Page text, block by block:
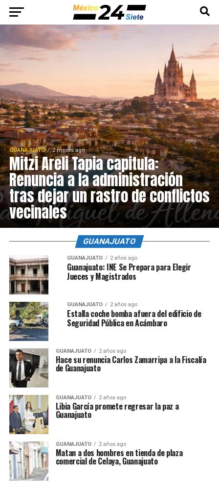
GUANAJUATO 2 meses ago
Mitzi Areli Tapia capitula:
Renuncia a la administración
tras dejar un rastro de conflictos
vecinales
GUANAJUATO
GUANAJUATO 2 años ago
Guanajuato: INE Se Prepara para Elegir
Jueces y Magistrados
GUANAJUATO 2 años ago
Estalla coche bomba afuera del edificio de
Seguridad Pública en Acámbaro
GUANAJUATO 2 años ago
Hace su renuncia Carlos Zamarripa a la Fiscalía
de Guanajuato
GUANAJUATO 2 años ago
Libia García promete regresar la paz a
Guanajuato
GUANAJUATO 2 años ago
Matan a dos hombres en tienda de plaza
comercial de Celaya, Guanajuato